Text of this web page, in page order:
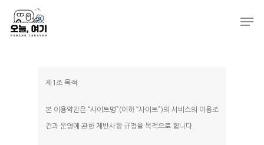
제1조 목적
본 이용약관은 “사이트명”(이하 “사이트”)의 서비스의 이용조
건과 운영에 관한 제반사항 규정을 목적으로 합니다.